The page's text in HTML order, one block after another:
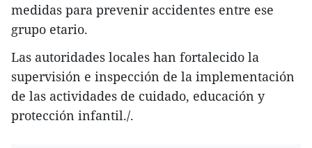
medidas para prevenir accidentes entre ese
grupo etario.
Las autoridades locales han fortalecido la
supervisión e inspección de la implementación
de las actividades de cuidado, educación y
protección infantil./.